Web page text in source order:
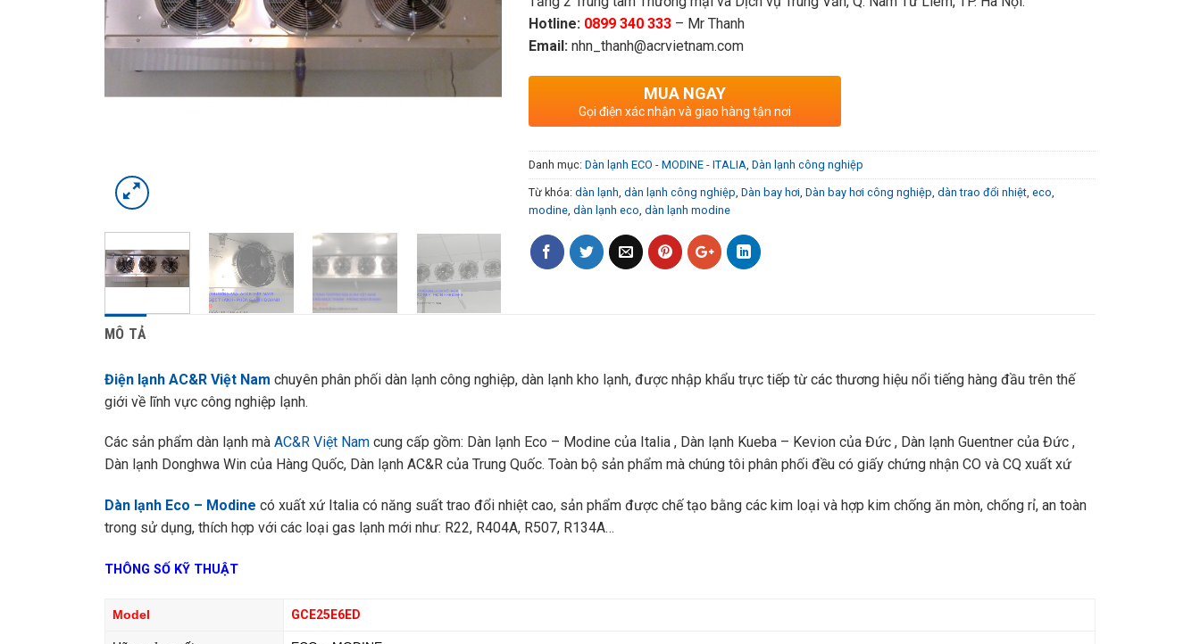
Hotline: 0899 340 333 – Mr Thanh
Email: nhn_thanh@acrvietnam.com
MUA NGAY
Gọi điện xác nhận và giao hàng tận nơi
Danh mục: Dàn lạnh ECO - MODINE - ITALIA Dàn lạnh công nghiệp
Từ khóa: dàn lạnh dàn lạnh công nghiệp Dàn bay hơi Dàn bay hơi công nghiệp dàn trao đổi nhiệt eco
modine dàn lạnh eco dàn lạnh modine
MÔ TẢ
Điện lạnh AC&R Việt Nam chuyên phân phối dàn lạnh công nghiệp, dàn lạnh kho lạnh, được nhập khẩu trực tiếp từ các thương hiệu nổi tiếng hàng đầu trên thế
giới về lĩnh vực công nghiệp lạnh.
Các sản phẩm dàn lạnh mà AC&R Việt Nam cung cấp gồm: Dàn lạnh Eco – Modine của Italia , Dàn lạnh Kueba – Kevion của Đức , Dàn lạnh Guentner của Đức ,
Dàn lạnh Donghwa Win của Hàng Quốc, Dàn lạnh AC&R của Trung Quốc. Toàn bộ sản phẩm mà chúng tôi phân phối đều có giấy chứng nhận CO và CQ xuất xứ
Dàn lạnh Eco – Modine có xuất xứ Italia có năng suất trao đổi nhiệt cao, sản phẩm được chế tạo bằng các kim loại và hợp kim chống ăn mòn, chống rỉ, an toàn
trong sử dụng, thích hợp với các loại gas lạnh mới như: R22, R404A, R507, R134A…
THÔNG SỐ KỸ THUẬT
Model GCE25E6ED